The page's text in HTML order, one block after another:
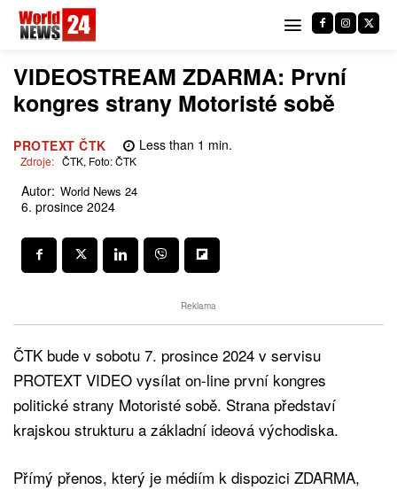
VIDEOSTREAM ZDARMA: První
kongres strany Motoristé sobě
PROTEXT ČTK Less than 1 min.
Zdroje: ČTK, Foto: ČTK
Autor: World News 24
6. prosince 2024
Reklama
ČTK bude v sobotu 7. prosince 2024 v servisu
PROTEXT VIDEO vysílat on-line první kongres
politické strany Motoristé sobě. Strana představí
krajskou strukturu a základní ideová východiska.
Přímý přenos, který je médiím k dispozici ZDARMA,